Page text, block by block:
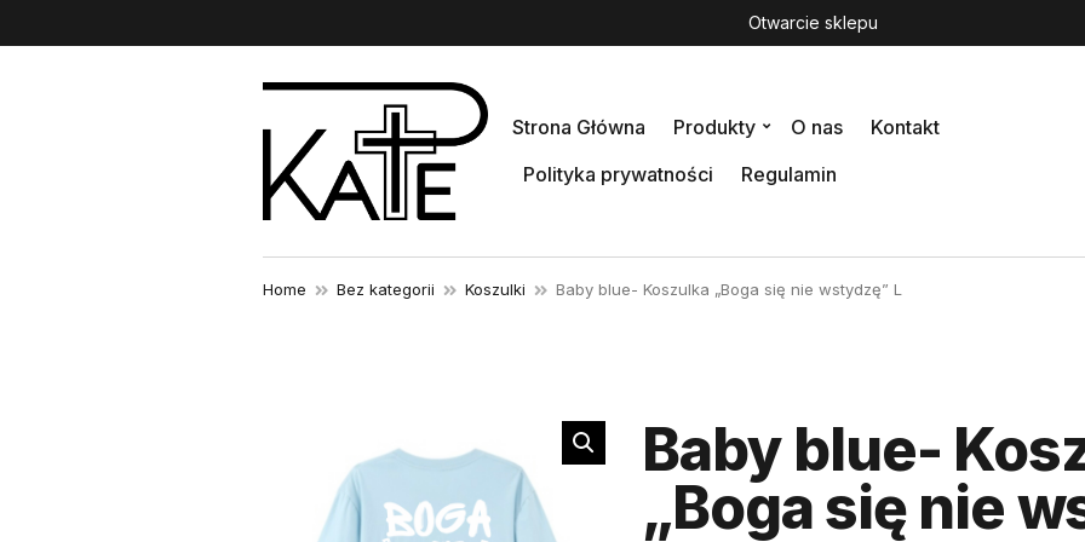
Otwarcie sklepu
Strona Główna Produkty O nas
Kontakt
Polityka prywatności
Regulamin
Home Bez kategorii Koszulki Baby blue- Koszulka „Boga się nie wstydzę” L
Baby blue-
„Boga się nie